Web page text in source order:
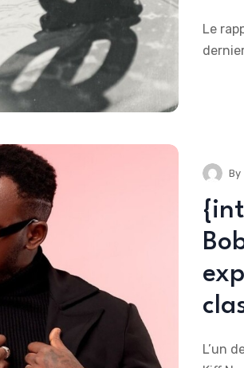
Le
By
L’un